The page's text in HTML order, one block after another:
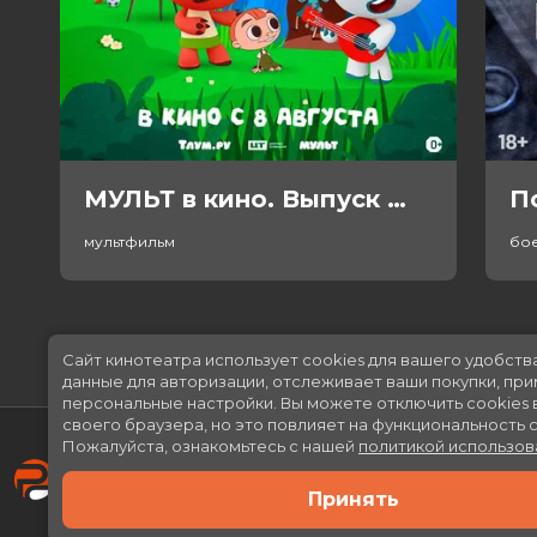
МУЛЬТ в кино. Выпуск №198. Некогда скучать (0+)
мультфильм
Сайт кинотеатра использует cookies для вашего
данные для авторизации, отслеживает ваши покупки,
персональные настройки. Вы можете отключить cookies
своего браузера, но это повлияет на функциональность
Пожалуйста, ознакомьтесь с нашей политикой
Принять